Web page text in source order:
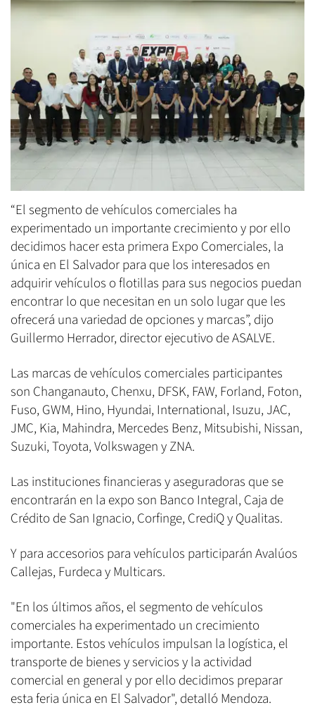
“El segmento de vehículos comerciales ha
experimentado un importante crecimiento y por ello
decidimos hacer esta primera Expo Comerciales, la
única en El Salvador para que los interesados en
adquirir vehículos o flotillas para sus negocios puedan
encontrar lo que necesitan en un solo lugar que les
ofrecerá una variedad de opciones y marcas”, dijo
Guillermo Herrador, director ejecutivo de ASALVE.
Las marcas de vehículos comerciales participantes
son Changanauto, Chenxu, DFSK, FAW, Forland, Foton,
Fuso, GWM, Hino, Hyundai, International, Isuzu, JAC,
JMC, Kia, Mahindra, Mercedes Benz, Mitsubishi, Nissan,
Suzuki, Toyota, Volkswagen y ZNA.
Las instituciones financieras y aseguradoras que se
encontrarán en la expo son Banco Integral, Caja de
Crédito de San Ignacio, Corfinge, CrediQ y Qualitas.
Y para accesorios para vehículos participarán Avalúos
Callejas, Furdeca y Multicars.
"En los últimos años, el segmento de vehículos
comerciales ha experimentado un crecimiento
importante. Estos vehículos impulsan la logística, el
transporte de bienes y servicios y la actividad
comercial en general y por ello decidimos preparar
esta feria única en El Salvador", detalló Mendoza.